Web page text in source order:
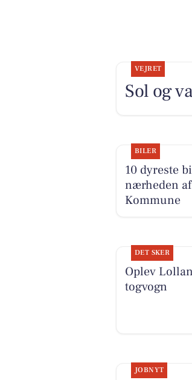
VEJRET
Sol og
BILER
10 dyreste
nærheden
Kommune
DET SKER
Oplev
togvogn
JOBNYT